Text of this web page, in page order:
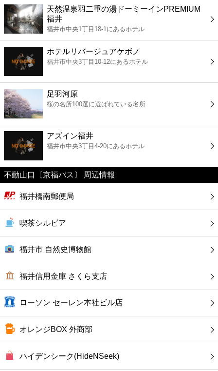
エンタメ
レジャー
書店
ファミレス
カフェ
ショッピング
銀行
公共
病院
ホテル
天然温泉羽二重の湯ドーミーインPREMIUM
福井
福井市中央1丁目18-1にあるホテル
ホテルリバージュアケボノ
福井市中央3丁目10-12にあるホテル
足羽河原
桜の名所100選に選ばれている名所
アズイン福井
福井市中央3丁目4-20にあるホテル
不動山口〔京福バス〕 周辺情報
福井橋南郵便局
喫茶シルビア
福井市 自然史博物館
福井信用金庫 さくら支店
ローソン セーレン本社ビル店
オレンジBOX 外商部
ハイデンシーク(HideNSeek)